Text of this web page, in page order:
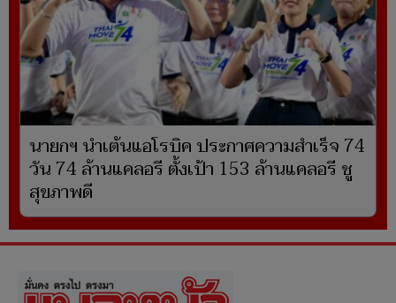
นายกฯ นำเต้นแอโรบิค ประกาศความสำเร็จ 74
วัน 74 ล้านแคลอรี ตั้งเป้า 153 ล้านแคลอรี ชู
สุขภาพดี